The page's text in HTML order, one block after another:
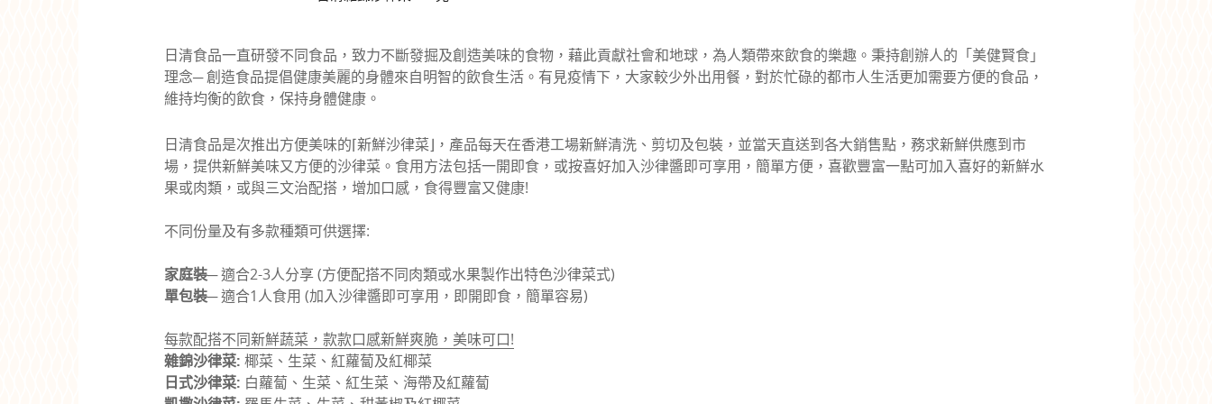
日清食品一直研發不同食品，致力不斷發掘及創造美味的食物，藉此貢獻社會和地球，為人類帶來飲食的樂趣。秉持創辦人的「美健賢食」
理念─創造食品提倡健康美麗的身體來自明智的飲食生活。有見疫情下， 大家較少外出用餐，對於忙碌的都市人生活更加需要方便的食品，
維持均衡的飲食，保持身體健康。
日清食品是次推出方便美味的⌈新鮮沙律菜⌋，產品每天在香港工場新鮮清洗、剪切及包裝，並當天直送到各大銷售點，務求新鮮供應到市
場，提供新鮮美味又方便的沙律菜。食用方法包括一開即食，或按喜好加入沙律醬即可享用，簡單方便，喜歡豐富一點可加入喜好的新鮮水
果或肉類，或與三文治配搭，增加口感，食得豐富又健康!
不同份量及有多款種類可供選擇:
家庭裝─適合2-3人分享 (方便配搭不同肉類或水果製作出特色沙律菜式)
單包裝─適合1人食用 (加入沙律醬即可享用，即開即食，簡單容易)
每款配搭不同新鮮蔬菜，款款口感新鮮爽脆，美味可口!
雜錦沙律菜: 椰菜、生菜、紅蘿蔔及紅椰菜
日式沙律菜: 白蘿蔔、生菜、紅生菜、海帶及紅蘿蔔